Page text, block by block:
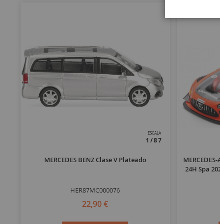
ESCALA
1/87
MERCEDES BENZ Clase V Plateado
HER87MC000076
22,90 €
24H Spa